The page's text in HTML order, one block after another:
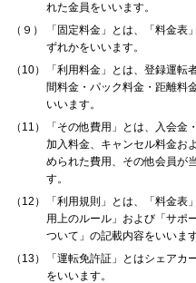
れた金員をいいます。
（９）
「固定料金」とは、「料金
ずれかをいいます。
（10）
「利用料金」とは、登録運
間料金・パック料金・距離料
いいます。
（11）
「その他費用」とは、入会
加入料金、キャンセル料金お
められた費用、その他会員が
す。
（12）
「利用規則」とは、「料金表
用上のルール」および「サポ
ついて」の記載内容をいいます
（13）
「運転免許証」とはシェアカ
をいいます。